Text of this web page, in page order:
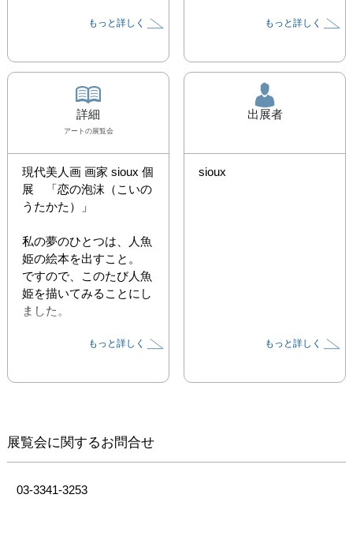
もっと詳しく もっと詳しく
詳細
アート の展覧会
現代美人画 画家 sioux 個
展　「恋の泡沫（こいの
うたかた）」
私の夢のひとつは、人魚
姫の絵本を出すこと。
ですので、このたび人魚
姫を描いてみることにし
ました。
危ういもので
こんなに双極の魅力をい
っぱいに詰め込んだお話
もっと詳しく
出展者
sioux
もっと詳しく
展覧会に関するお問合せ
03-3341-3253